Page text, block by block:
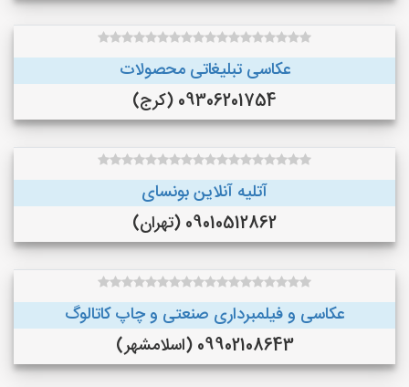
عکاسی تبلیغاتی محصولات
09306201754 (کرج)
آتلیه آنلاین بونسای
09010512862 (تهران)
عکاسی و فیلمبرداری صنعتی و چاپ کاتالوگ
09902108643 (اسلامشهر)